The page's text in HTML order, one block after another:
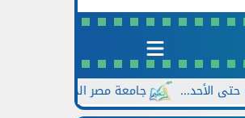
جامعة مصر الجديدة تعلن خصومات تصل إلى 30% للطلاب الجدد